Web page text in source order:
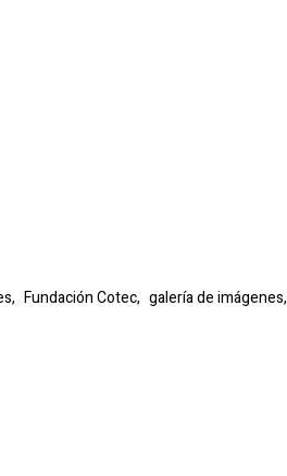
Fundación Cotec, galería de imágenes,